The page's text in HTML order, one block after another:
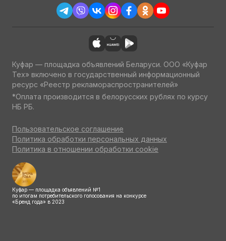
Куфар — площадка объявлений Беларуси. ООО «Куфар
Тех» включено в государственный информационный
ресурс «Реестр рекламораспространителей»
*Оплата производится в белорусских рублях по курсу
НБ РБ.
Пользовательское соглашение
Политика обработки персональных данных
Политика в отношении обработки cookie
Куфар — площадка объявлений №1
по итогам потребительского голосования на конкурсе
«Бренд года» в 2023